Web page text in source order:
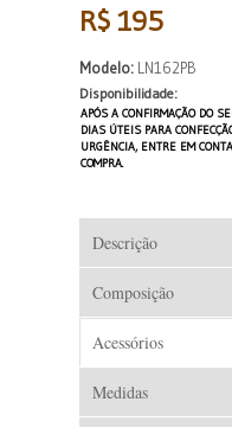
R$ 195
Modelo: LN162PB
Disponibilidade:
APÓS A CONFIRMAÇÃO DO
DIAS ÚTEIS PARA
URGÊNCIA, ENTRE EM
COMPRA.
Descrição
Composição
Acessórios
Medidas